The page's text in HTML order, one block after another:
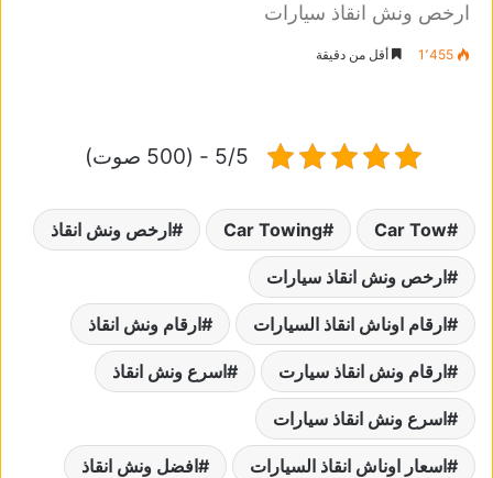
ارخص ونش انقاذ سيارات
1٬455 أقل من دقيقة
5/5 - (500 صوت)
Car Tow
Car Towing ارخص ونش انقاذ
ارخص ونش انقاذ سيارات
ارقام اوناش انقاذ السيارات ارقام ونش انقاذ
ارقام ونش انقاذ سيارت اسرع ونش انقاذ
اسرع ونش انقاذ سيارات
اسعار اوناش انقاذ السيارات افضل ونش انقاذ